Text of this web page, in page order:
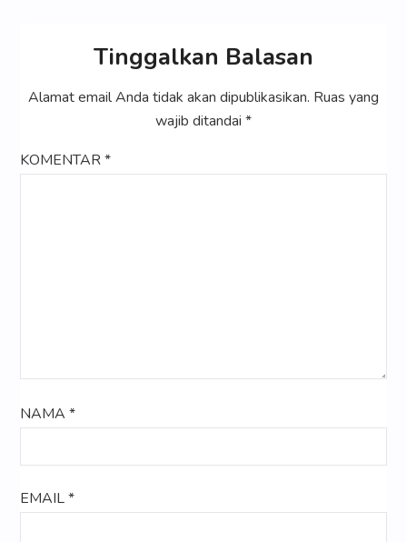
Tinggalkan Balasan
Alamat email Anda tidak akan dipublikasikan. Ruas yang
wajib ditandai *
KOMENTAR*
NAMA*
EMAIL*